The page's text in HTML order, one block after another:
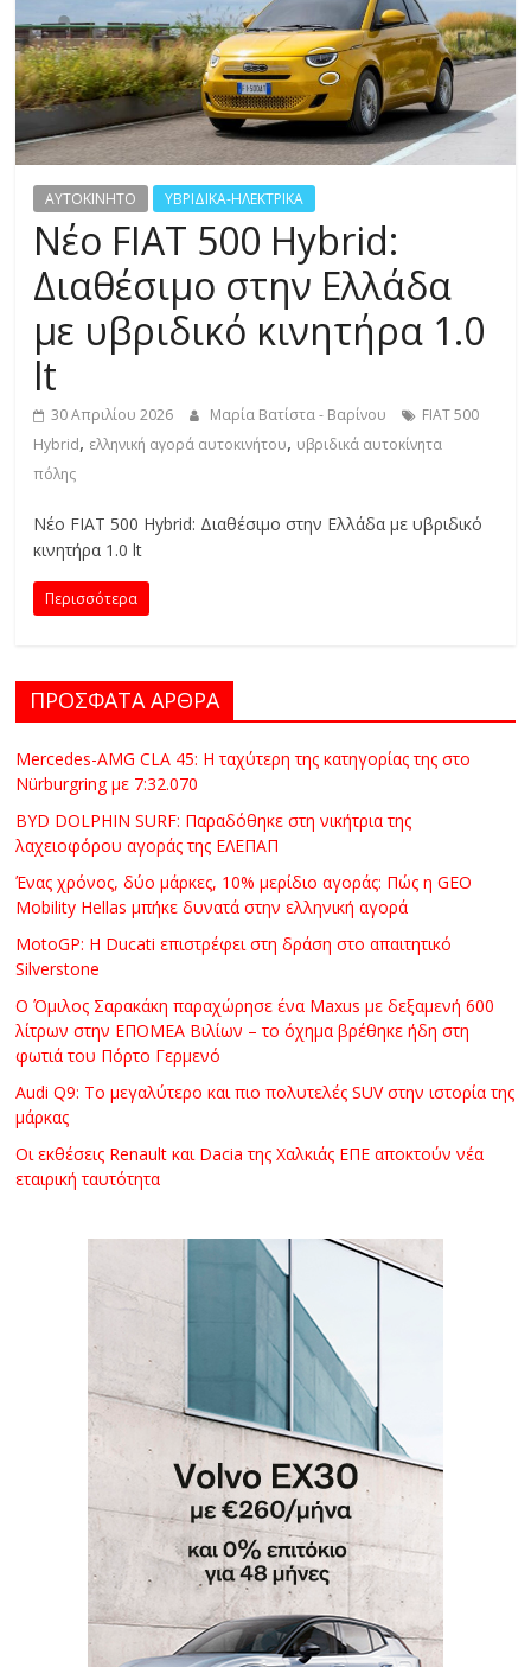
R
E
S
S
S
&
O
E
AYTOKINHTO ΥΒΡΙΔΙΚΑ-ΗΛΕΚΤΡΙΚΑ
Νέο FIAT 500 Hybrid:
Διαθέσιμο στην Ελλάδα
με υβριδικό κινητήρα 1.0
lt
30 Απριλίου 2026 Μαρία Βατίστα - Βαρίνου
FIAT 500
Hybrid, ελληνική αγορά αυτοκινήτου, υβριδικά αυτοκίνητα
πόλης
Νέο FIAT 500 Hybrid: Διαθέσιμο στην Ελλάδα με υβριδικό
κινητήρα 1.0 lt
Περισσότερα
ΠΡΟΣΦΑΤΑ ΑΡΘΡΑ
Mercedes-AMG CLA 45: Η ταχύτερη της κατηγορίας της στο
Nürburgring με 7:32.070
BYD DOLPHIN SURF: Παραδόθηκε στη νικήτρια της
λαχειοφόρου αγοράς της ΕΛΕΠΑΠ
Ένας χρόνος, δύο μάρκες, 10% μερίδιο αγοράς: Πώς η GEO
Mobility Hellas μπήκε δυνατά στην ελληνική αγορά
MotoGP: Η Ducati επιστρέφει στη δράση στο απαιτητικό
Silverstone
Ο Όμιλος Σαρακάκη παραχώρησε ένα Maxus με δεξαμενή 600
λίτρων στην ΕΠΟΜΕΑ Βιλίων – το όχημα βρέθηκε ήδη στη
φωτιά του Πόρτο Γερμενό
Audi Q9: Το μεγαλύτερο και πιο πολυτελές SUV στην ιστορία της
μάρκας
Οι εκθέσεις Renault και Dacia της Χαλκιάς ΕΠΕ αποκτούν νέα
εταιρική ταυτότητα